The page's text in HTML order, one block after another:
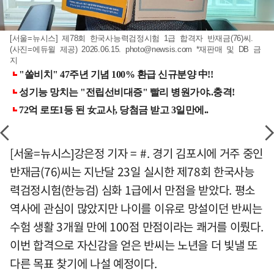
[서울=뉴시스] 제78회 한국사능력검정시험 1급 합격자 반재금(76)씨.
(사진=에듀윌 제공) 2026.06.15. photo@newsis.com *재판매 및 DB 금
지
[서울=뉴시스]강은정 기자 = #. 경기 김포시에 거주 중인
반재금(76)씨는 지난달 23일 실시한 제78회 한국사능
력검정시험(한능검) 심화 1급에서 만점을 받았다. 평소
역사에 관심이 많았지만 나이를 이유로 망설이던 반씨는
수험 생활 3개월 만에 100점 만점이라는 쾌거를 이뤘다.
이번 합격으로 자신감을 얻은 반씨는 노년을 더 빛낼 또
다른 목표 찾기에 나설 예정이다.